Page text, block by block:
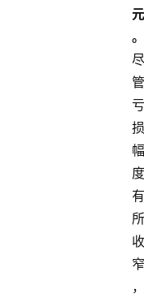
元
。
尽
管
亏
损
幅
度
有
所
收
窄
，